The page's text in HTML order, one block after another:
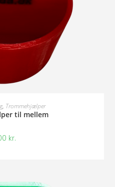
, Trommehjælper
til mellem
kr.